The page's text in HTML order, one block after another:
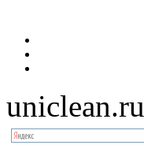
uniclean.ru